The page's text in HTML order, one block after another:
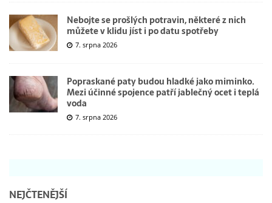
Nebojte se prošlých potravin, některé z nich
můžete v klidu jíst i po datu spotřeby
7. srpna 2026
Popraskané paty budou hladké jako miminko.
Mezi účinné spojence patří jablečný ocet i teplá
voda
7. srpna 2026
NEJČTENĚJŠÍ